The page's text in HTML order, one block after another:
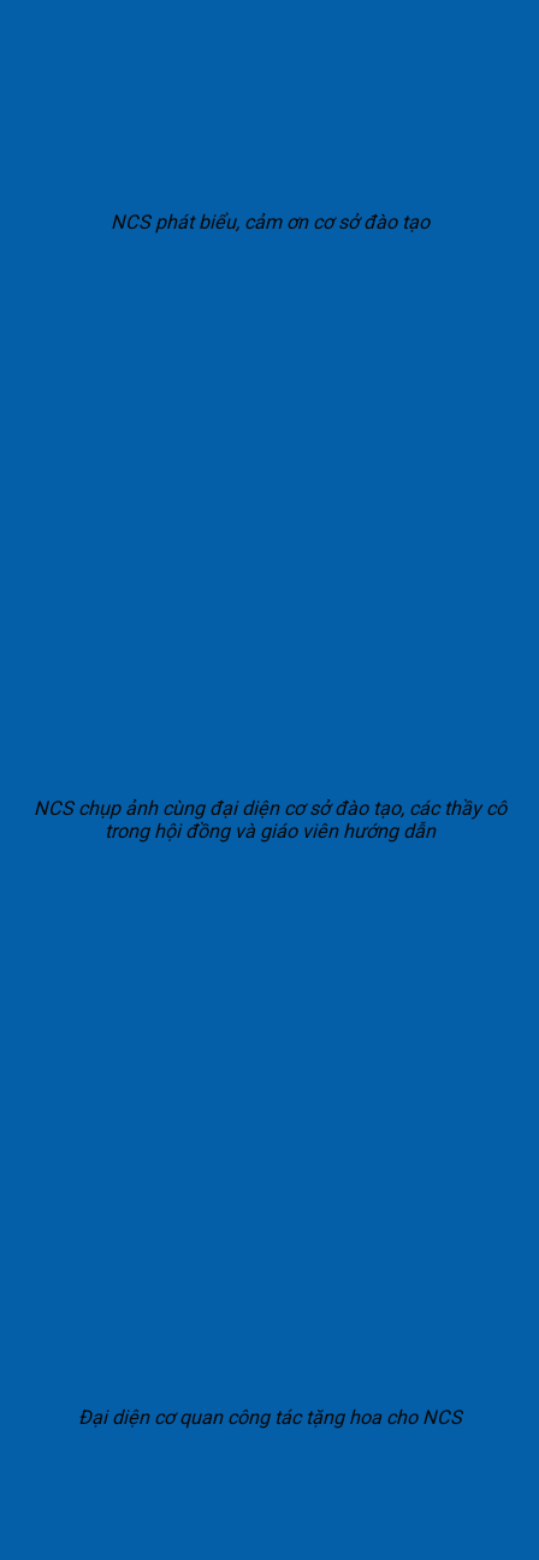
NCS phát biểu, cảm ơn cơ sở đào tạo
NCS chụp ảnh cùng đại diện cơ sở đào tạo, các thầy cô
trong hội đồng và giáo viên hướng dẫn
Đại diện cơ quan công tác tặng hoa cho NCS